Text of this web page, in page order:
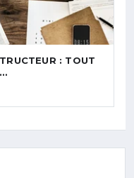
: TOUT